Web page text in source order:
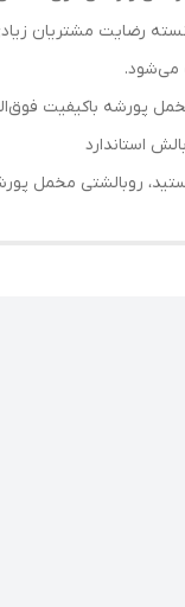
رضایت مشتریان
می‌شود.
پورشه باکیفیت
روبالشتی مخمل